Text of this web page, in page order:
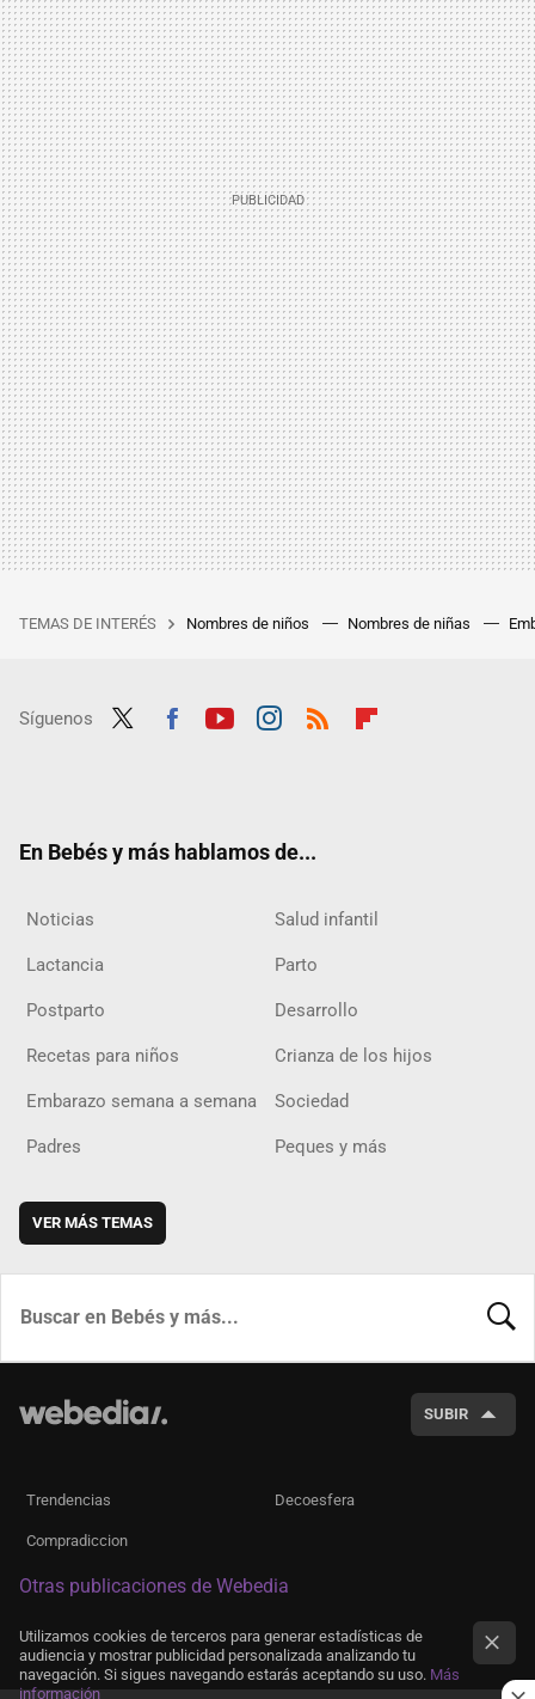
TEMAS DE INTERÉS Nombres de niños Nombres de niñas
Síguenos
En Bebés y más hablamos de...
Noticias Salud infantil
Lactancia Parto
Postparto Desarrollo
Recetas para niños Crianza de los hijos
Embarazo semana a semana Sociedad
Padres Peques y más
VER MÁS TEMAS
SUBIR
Trendencias Decoesfera
Compradiccion
Otras publicaciones de Webedia
Utilizamos cookies de terceros para generar estadísticas de
audiencia y mostrar publicidad personalizada analizando tu
navegación. Si sigues navegando estarás aceptando su uso. Más
información